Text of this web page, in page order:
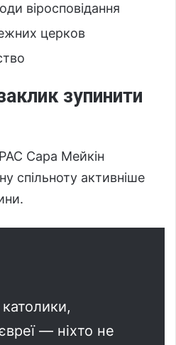
віросповідання
церков
зупинити
Сара Мейкін
спільноту активніше
католики,
— ніхто не